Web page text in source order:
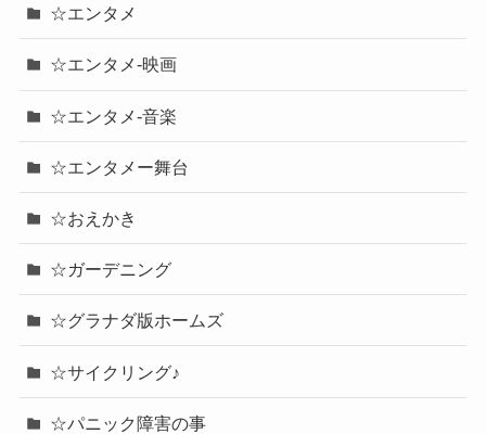
☆エンタメ
☆エンタメ-映画
☆エンタメ-音楽
☆エンタメー舞台
☆おえかき
☆ガーデニング
☆グラナダ版ホームズ
☆サイクリング♪
☆パニック障害の事